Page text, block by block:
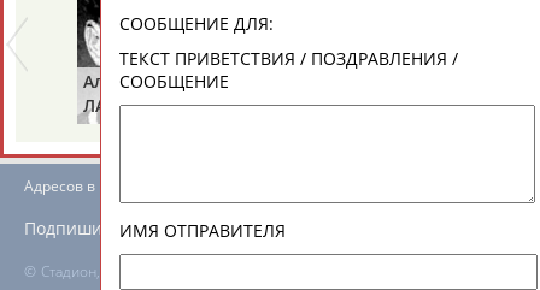
ЦЕЛИ ПРОЕКТА КОНТАКТЫ
© Стадион, 1998-2026
Адресов в новостной рассылке: 996
Подпишись
Альгирдас
ЛАУРИТЕНАС
ОГАНОВ
СООБЩЕНИЕ ДЛЯ:
ТЕКСТ ПРИВЕТСТВИЯ / ПОЗДРАВЛЕНИЯ /
СООБЩЕНИЕ
ИМЯ ОТПРАВИТЕЛЯ